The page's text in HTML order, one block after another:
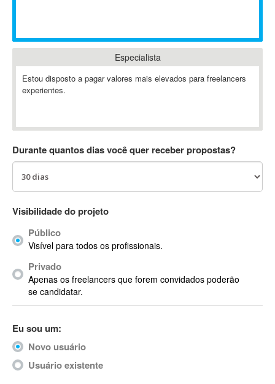
Ableton
Ableton Push
Abstract
AC3
ACID Pro
ACPI
Acrobat
Acrobat X
Acronis
ACT
Actimize
ActionScript
ActionScript 3
Especialista
Estou disposto a pagar valores mais elevados para freelancers
experientes.
Durante quantos dias você quer receber propostas?
Visibilidade do projeto
Público
Visível para todos os profissionais.
Privado
Apenas os freelancers que forem convidados poderão
se candidatar.
Eu sou um:
Novo usuário
Usuário existente